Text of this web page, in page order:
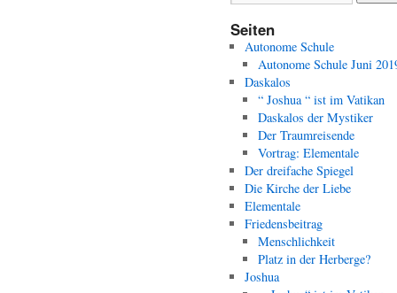
Seiten
Autonome Schule
Autonome Schule Juni
Daskalos
“ Joshua “ ist im Vatikan
Daskalos der Mystiker
Der Traumreisende
Vortrag: Elementale
Der dreifache Spiegel
Die Kirche der Liebe
Elementale
Friedensbeitrag
Menschlichkeit
Platz in der Herberge?
Joshua